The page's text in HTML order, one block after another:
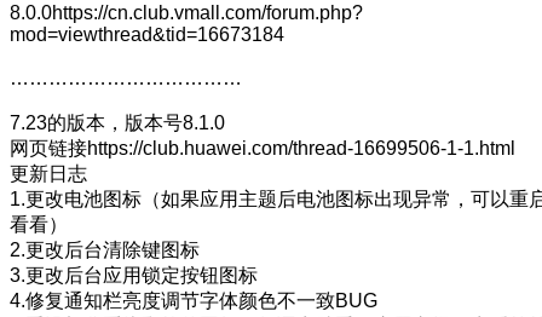
8.0.0https://cn.club.vmall.com/forum.php?
mod=viewthread&tid=16673184
………………………………
7.23的版本，版本号8.1.0
网页链接https://club.huawei.com/thread-16699506-1-1.html
更新日志
1.更改电池图标（如果应用主题后电池图标出现异常，可以重
看看）
2.更改后台清除键图标
3.更改后台应用锁定按钮图标
4.修复通知栏亮度调节字体颜色不一致BUG